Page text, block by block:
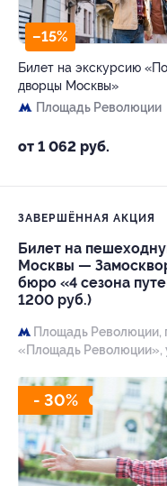
–15%
Билет на экскурсию
дворцы Москвы»
Площадь Революции
от 1 062 руб.
ЗАВЕРШЁННАЯ АКЦИЯ
Билет на
Москвы —
бюро «4 сезона
1200 руб.)
Площадь Революции,
«Площадь Революции»,
- 30%